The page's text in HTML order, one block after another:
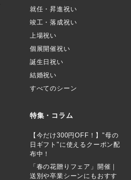
就任・昇進祝い
竣工・落成祝い
上場祝い
個展開催祝い
誕生日祝い
結婚祝い
すべてのシーン
特集・コラム
【今だけ300円OFF！】"母の
日ギフト"に使えるクーポン配
布中！
「春の花贈りフェア」開催｜
送別や卒業シーンにもおすす